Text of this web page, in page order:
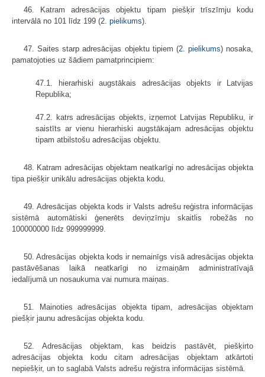
46. Katram adresācijas objektu tipam piešķir trīszīmju kodu
intervālā no 101 līdz 199 (2. pielikums).
47. Saites starp adresācijas objektu tipiem (2. pielikums) nosaka,
pamatojoties uz šādiem pamatprincipiem:
47.1. hierarhiski augstākais adresācijas objekts ir Latvijas
Republika;
47.2. katrs adresācijas objekts, izņemot Latvijas Republiku, ir
saistīts ar vienu hierarhiski augstākajam adresācijas objektu
tipam atbilstošu adresācijas objektu.
48. Katram adresācijas objektam neatkarīgi no adresācijas objekta
tipa piešķir unikālu adresācijas objekta kodu.
49. Adresācijas objekta kods ir Valsts adrešu reģistra informācijas
sistēmā automātiski ģenerēts deviņzīmju skaitlis robežās no
100000000 līdz 999999999.
50. Adresācijas objekta kods ir nemainīgs visā adresācijas objekta
pastāvēšanas laikā neatkarīgi no izmaiņām administratīvajā
iedalījumā un nosaukuma vai numura maiņas.
51. Mainoties adresācijas objekta tipam, adresācijas objektam
piešķir jaunu adresācijas objekta kodu.
52. Adresācijas objektam, kas beidzis pastāvēt, piešķirto
adresācijas objekta kodu citam adresācijas objektam atkārtoti
nepiešķir, un to saglabā Valsts adrešu reģistra informācijas sistēmā.